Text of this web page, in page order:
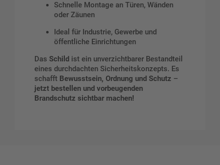
Schnelle Montage an Türen, Wänden
oder Zäunen
Ideal für Industrie, Gewerbe und
öffentliche Einrichtungen
Das Schild ist ein unverzichtbarer Bestandteil
eines durchdachten Sicherheitskonzepts. Es
schafft Bewusstsein, Ordnung und Schutz –
jetzt bestellen und vorbeugenden
Brandschutz sichtbar machen!